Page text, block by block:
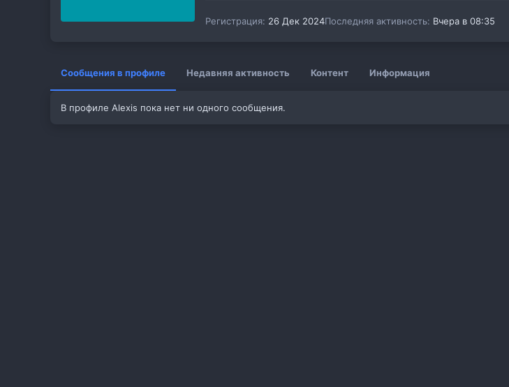
Регистрация 26 Дек 2024Последняя активность Вчера в 08:35
Сообщения в профиле Недавняя активность Контент Информация
В профиле Alexis пока нет ни одного сообщения.